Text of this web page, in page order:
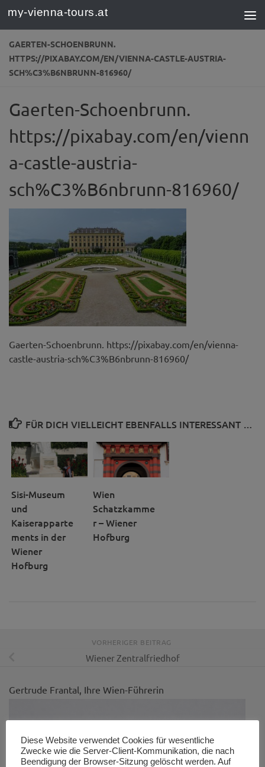
Zum Inhalt springen
my-vienna-tours.at
GAERTEN-SCHOENBRUNN.
HTTPS://PIXABAY.COM/EN/VIENNA-CASTLE-AUSTRIA-
SCH%C3%B6NBRUNN-816960/
Gaerten-Schoenbrunn.
https://pixabay.com/en/vienn
a-castle-austria-
sch%C3%B6nbrunn-816960/
Gaerten-Schoenbrunn. https://pixabay.com/en/vienna-
castle-austria-sch%C3%B6nbrunn-816960/
FÜR DICH VIELLEICHT EBENFALLS INTERESSANT …
Sisi-Museum
und
Kaiserapparte
ments in der
Wiener
Hofburg
Wien
Schatzkamme
r – Wiener
Hofburg
VORHERIGER BEITRAG
Wiener Zentralfriedhof
Gertrude Frantal, Ihre Wien-Führerin
Diese Website verwendet Cookies für wesentliche
Zwecke wie die Server-Client-Kommunikation, die nach
Beendigung der Browser-Sitzung gelöscht werden. Auf